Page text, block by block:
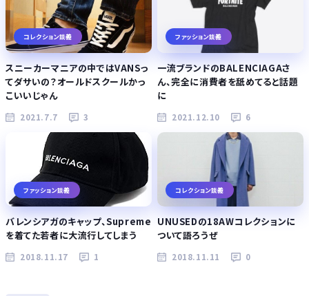
コレクション談義
スニーカーマニアの中ではVANSっ
てダサいの？オールドスクールかっ
こいいじゃん
2021.7.7 3
ファッション談義
一流ブランドのBALENCIAGAさ
ん、完全に消費者を舐めてると話題
に
2021.12.10 6
ファッション談義
バレンシアガのキャップ、Supreme
を着てた若者に大流行してしまう
2018.11.17 1
コレクション談義
UNUSEDの18AWコレクションに
ついて語ろうぜ
2018.11.11 0